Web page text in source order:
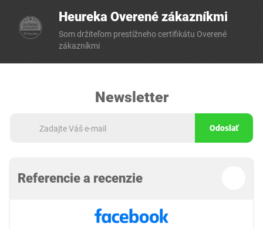
Heureka Overené zákazníkmi
Som držiteľom prestížneho certifikátu Overené
zákazníkmi
Newsletter
Odoslať
Referencie a recenzie